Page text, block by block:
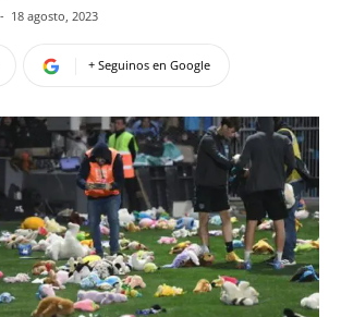
- 18 agosto, 2023
+ Seguinos en Google